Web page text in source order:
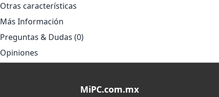
Otras características
Más Información
Preguntas & Dudas (0)
Opiniones
MiPC.com.mx